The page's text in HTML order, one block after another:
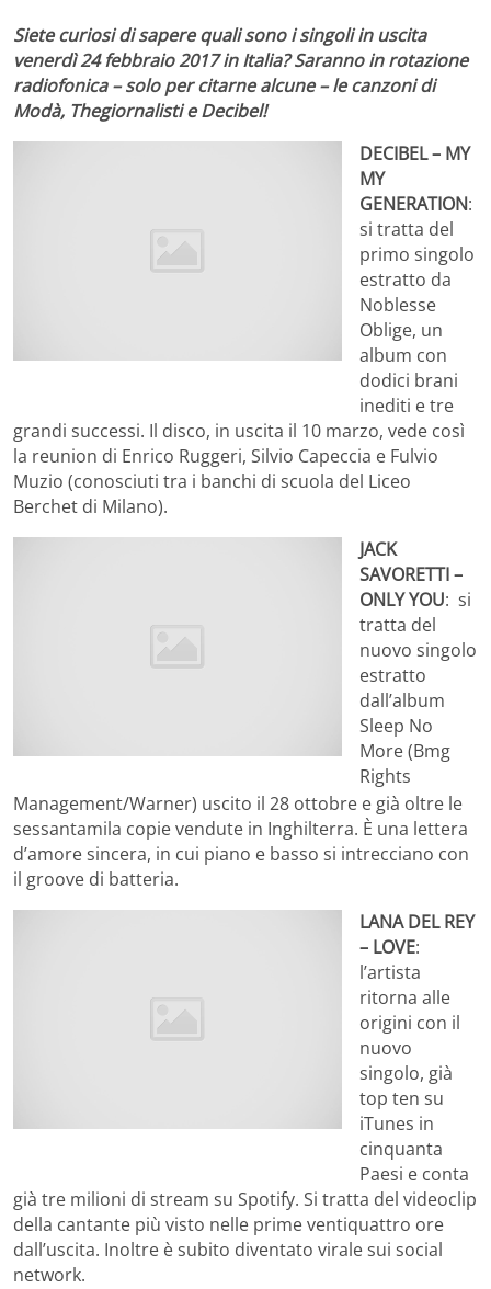
Siete curiosi di sapere quali sono i singoli in uscita
venerdì 24 febbraio 2017 in Italia? Saranno in rotazione
radiofonica – solo per citarne alcune – le canzoni di
Modà, Thegiornalisti e Decibel!
DECIBEL – MY
MY
GENERATION:
si tratta del
primo singolo
estratto da
Noblesse
Oblige, un
album con
dodici brani
inediti e tre
grandi successi. Il disco, in uscita il 10 marzo, vede così
la reunion di Enrico Ruggeri, Silvio Capeccia e Fulvio
Muzio (conosciuti tra i banchi di scuola del Liceo
Berchet di Milano).
JACK
SAVORETTI –
ONLY YOU: si
tratta del
nuovo singolo
estratto
dall’album
Sleep No
More (Bmg
Rights
Management/Warner) uscito il 28 ottobre e già oltre le
sessantamila copie vendute in Inghilterra. È una lettera
d’amore sincera, in cui piano e basso si intrecciano con
il groove di batteria.
LANA DEL REY
– LOVE:
l’artista
ritorna alle
origini con il
nuovo
singolo, già
top ten su
iTunes in
cinquanta
Paesi e conta
già tre milioni di stream su Spotify. Si tratta del videoclip
della cantante più visto nelle prime ventiquattro ore
dall’uscita. Inoltre è subito diventato virale sui social
network.